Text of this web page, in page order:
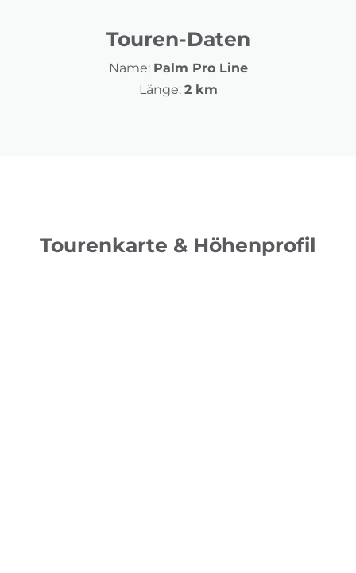
Touren-Daten
Name: Palm Pro Line
Länge: 2 km
Tourenkarte & Höhenprofil